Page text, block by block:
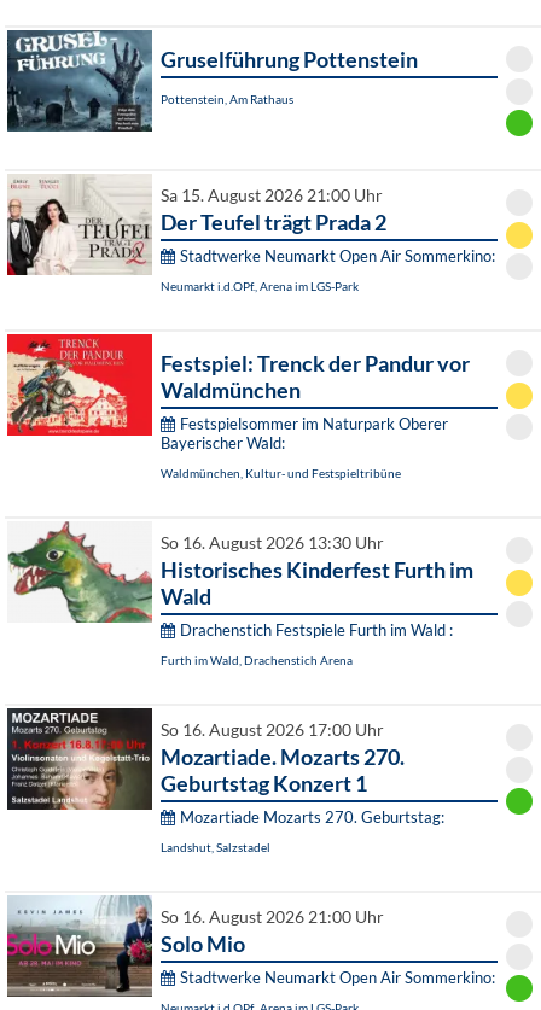
Gruselführung Pottenstein
Pottenstein, Am Rathaus
Sa 15. August 2026 21:00 Uhr
Der Teufel trägt Prada 2
Stadtwerke Neumarkt Open Air Sommerkino:
Neumarkt i.d.OPf., Arena im LGS-Park
Festspiel: Trenck der Pandur vor
Waldmünchen
Festspielsommer im Naturpark Oberer
Bayerischer Wald:
Waldmünchen, Kultur- und Festspieltribüne
So 16. August 2026 13:30 Uhr
Historisches Kinderfest Furth im
Wald
Drachenstich Festspiele Furth im Wald :
Furth im Wald, Drachenstich Arena
So 16. August 2026 17:00 Uhr
Mozartiade. Mozarts 270.
Geburtstag Konzert 1
Mozartiade Mozarts 270. Geburtstag:
Landshut, Salzstadel
So 16. August 2026 21:00 Uhr
Solo Mio
Stadtwerke Neumarkt Open Air Sommerkino: